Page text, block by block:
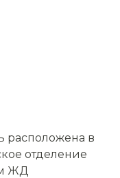
расположена в
отделение
ЖД